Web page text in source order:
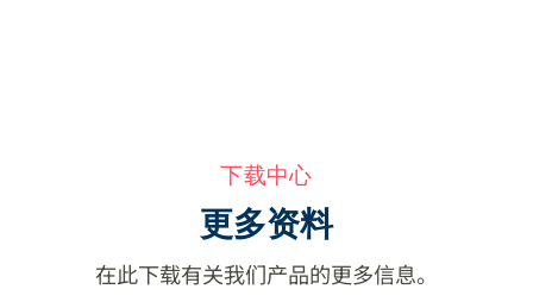
下载中心
更多资料
在此下载有关我们产品的更多信息。